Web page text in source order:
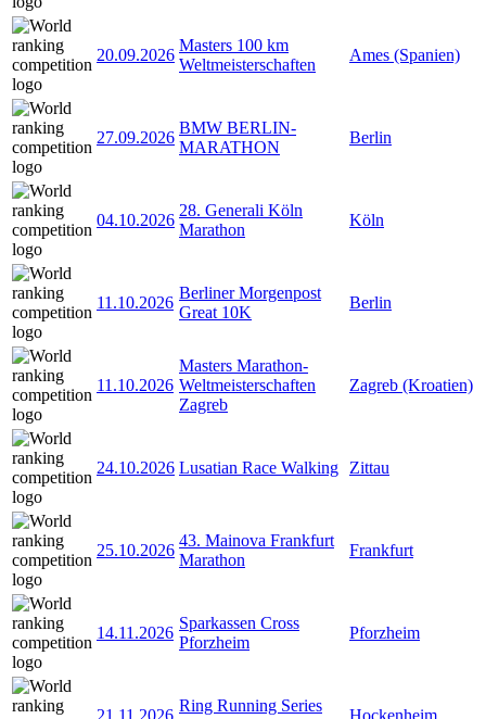
20.09.2026
Masters 100 km
Weltmeisterschaften
Ames (Spanien)
27.09.2026
BMW BERLIN-
MARATHON
Berlin
04.10.2026
28. Generali Köln
Marathon
Köln
11.10.2026
Berliner Morgenpost
Great 10K
Berlin
11.10.2026
Masters Marathon-
Weltmeisterschaften
Zagreb
Zagreb (Kroatien)
24.10.2026 Lusatian Race Walking Zittau
25.10.2026
43. Mainova Frankfurt
Marathon
Frankfurt
14.11.2026
Sparkassen Cross
Pforzheim
Pforzheim
Ring Running Series